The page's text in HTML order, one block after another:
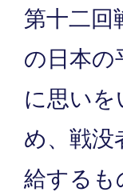
第十二回
の日本の
に思い
め、戦没
給するも